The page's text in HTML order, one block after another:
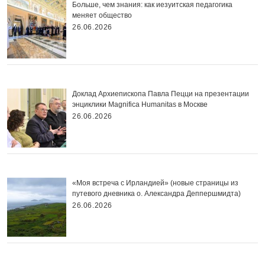
Больше, чем знания: как иезуитская педагогика
меняет общество
26.06.2026
Доклад Архиепископа Павла Пецци на презентации
энциклики Magnifica Нumanitas в Москве
26.06.2026
«Моя встреча с Ирландией» (новые страницы из
путевого дневника о. Александра Деппершмидта)
26.06.2026